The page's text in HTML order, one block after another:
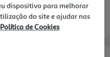
e 26/08/2026
dispositivo para melhorar
do site e ajudar nas
Política de Cookies